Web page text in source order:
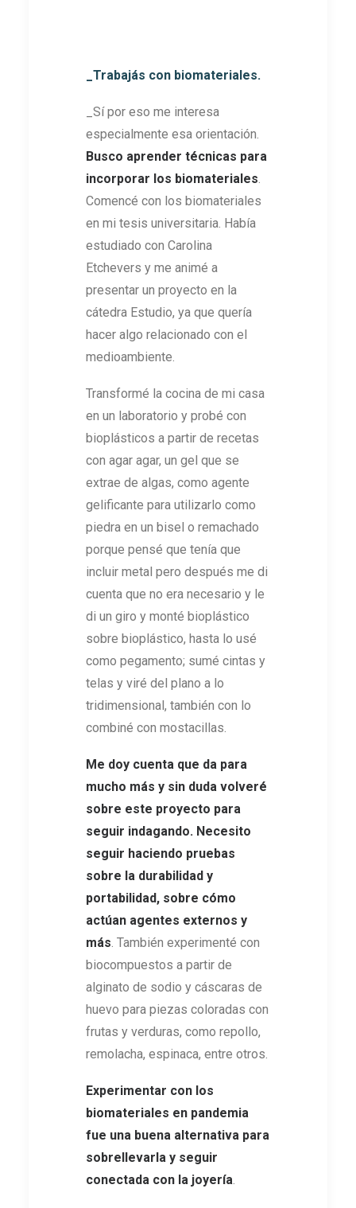
_Trabajás con biomateriales.
_Sí por eso me interesa
especialmente esa orientación.
Busco aprender técnicas para
incorporar los biomateriales.
Comencé con los biomateriales
en mi tesis universitaria. Había
estudiado con Carolina
Etchevers y me animé a
presentar un proyecto en la
cátedra Estudio, ya que quería
hacer algo relacionado con el
medioambiente.
Transformé la cocina de mi casa
en un laboratorio y probé con
bioplásticos a partir de recetas
con agar agar, un gel que se
extrae de algas, como agente
gelificante para utilizarlo como
piedra en un bisel o remachado
porque pensé que tenía que
incluir metal pero después me di
cuenta que no era necesario y le
di un giro y monté bioplástico
sobre bioplástico, hasta lo usé
como pegamento; sumé cintas y
telas y viré del plano a lo
tridimensional, también con lo
combiné con mostacillas.
Me doy cuenta que da para
mucho más y sin duda volveré
sobre este proyecto para
seguir indagando. Necesito
seguir haciendo pruebas
sobre la durabilidad y
portabilidad, sobre cómo
actúan agentes externos y
más. También experimenté con
biocompuestos a partir de
alginato de sodio y cáscaras de
huevo para piezas coloradas con
frutas y verduras, como repollo,
remolacha, espinaca, entre otros.
Experimentar con los
biomateriales en pandemia
fue una buena alternativa para
sobrellevarla y seguir
conectada con la joyería.